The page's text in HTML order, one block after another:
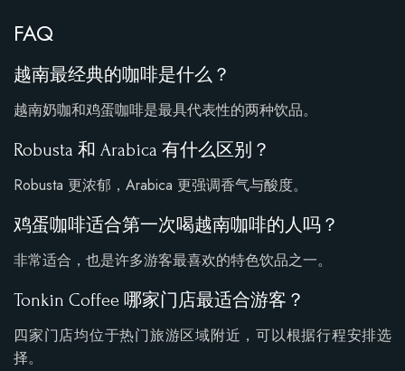
FAQ
越南最经典的咖啡是什么？
越南奶咖和鸡蛋咖啡是最具代表性的两种饮品。
Robusta 和 Arabica 有什么区别？
Robusta 更浓郁，Arabica 更强调香气与酸度。
鸡蛋咖啡适合第一次喝越南咖啡的人吗？
非常适合，也是许多游客最喜欢的特色饮品之一。
Tonkin Coffee 哪家门店最适合游客？
四家门店均位于热门旅游区域附近，可以根据行程安排选
择。